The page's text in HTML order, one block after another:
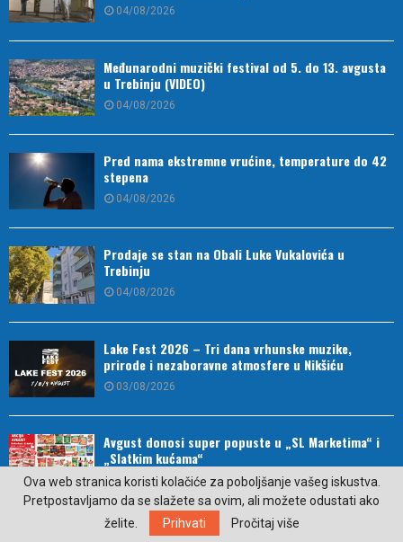
04/08/2026
Međunarodni muzički festival od 5. do 13. avgusta
u Trebinju (VIDEO)
04/08/2026
Pred nama ekstremne vrućine, temperature do 42
stepena
04/08/2026
Prodaje se stan na Obali Luke Vukalovića u
Trebinju
04/08/2026
Lake Fest 2026 – Tri dana vrhunske muzike,
prirode i nezaboravne atmosfere u Nikšiću
03/08/2026
Avgust donosi super popuste u „SL Marketima“ i
„Slatkim kućama“
03/08/2026
Ženski pčelinjak iz Hercegovine dio turističke
Ova web stranica koristi kolačiće za poboljšanje vašeg iskustva.
Pretpostavljamo da se slažete sa ovim, ali možete odustati ako
želite.
Prihvati Pročitaj više